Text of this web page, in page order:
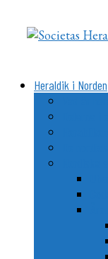
indhold
Heraldik i Norden